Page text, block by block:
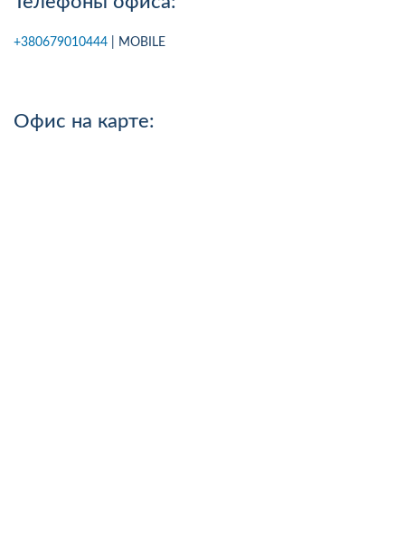
+380679010444 | MOBILE
Офис на карте: